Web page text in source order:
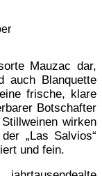
Mauzac dar,
auch Blanquette
frische, klare
Botschafter
wirken
„Las Salvios“
und fein.